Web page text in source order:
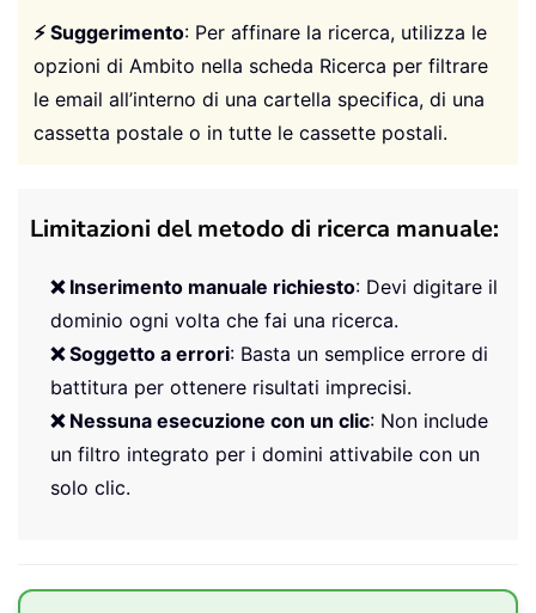
⚡ Suggerimento: Per affinare la ricerca, utilizza le
opzioni di Ambito nella scheda Ricerca per filtrare
le email all’interno di una cartella specifica, di una
cassetta postale o in tutte le cassette postali.
Limitazioni del metodo di ricerca manuale:
❌ Inserimento manuale richiesto: Devi digitare il
dominio ogni volta che fai una ricerca.
❌ Soggetto a errori: Basta un semplice errore di
battitura per ottenere risultati imprecisi.
❌ Nessuna esecuzione con un clic: Non include
un filtro integrato per i domini attivabile con un
solo clic.